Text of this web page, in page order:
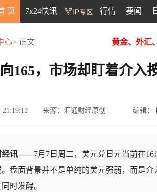
页 7x24快讯 行情 要闻
心> 正文 黄金、外汇
165，市场却盯着介入
21:19:13 来源：汇通财经原创 编辑：
经讯——7月7日周二，美元兑日元当前在
盘面背景并不是单纯的美元强弱，而是
时发酵。